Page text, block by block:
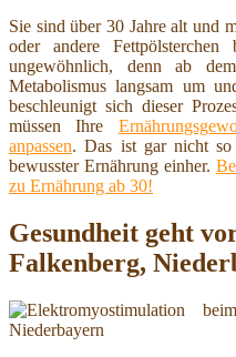
Sie sind über 30 Jahre alt und
oder andere
ungewöhnlich, denn ab
Metabolismus langsam um
beschleunigt sich dieser
müssen Ihre
anpassen. Das ist gar nicht
bewusster Ernährung einher.
zu Ernährung ab 30!
Gesundheit geht
Falkenberg,